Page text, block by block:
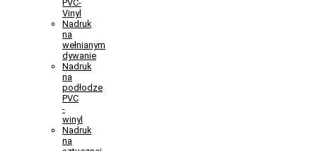
PVC-
Vinyl
Nadruk
na
wełnianym
dywanie
Nadruk
na
podłodze
PVC
-
winyl
Nadruk
na